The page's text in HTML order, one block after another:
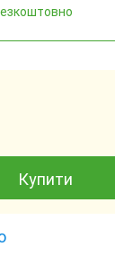
Купити